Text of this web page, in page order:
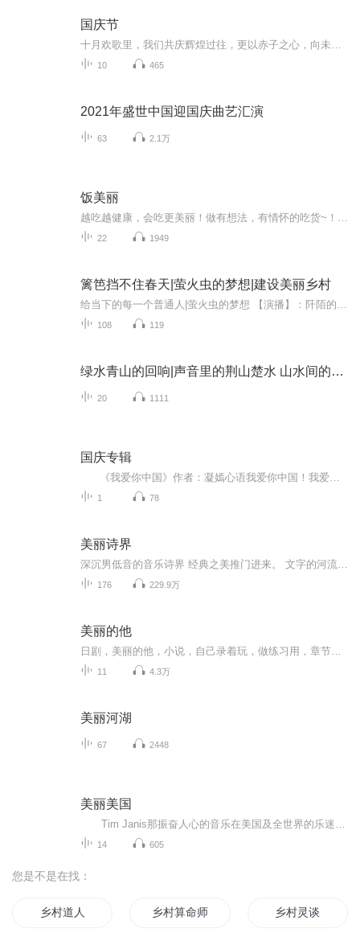
国庆节
10 465
2021年盛世中国迎国庆曲艺汇演
63 2.1万
饭美丽
22 1949
篱笆挡不住春天|萤火虫的梦想|建设美丽乡村
108 119
绿水青山的回响|声音里的荆山楚水 山水间的美丽乡村
20 1111
国庆专辑
1 78
美丽诗界
176 229.9万
美丽的他
11 4.3万
美丽河湖
67 2448
美丽美国
14 605
您是不是在找：
乡村道人 乡村算命师 乡村灵谈